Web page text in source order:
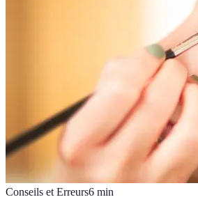
Conseils et Erreurs6 min